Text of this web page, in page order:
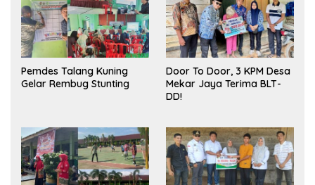
Pemdes Talang Kuning
Gelar Rembug Stunting
Door To Door, 3 KPM Desa
Mekar Jaya Terima BLT-
DD!